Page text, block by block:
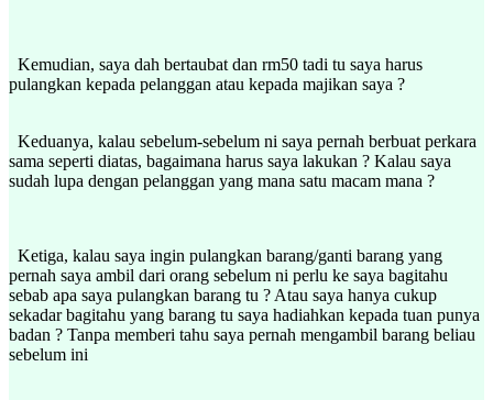
Kemudian, saya dah bertaubat dan rm50 tadi tu saya harus
pulangkan kepada pelanggan atau kepada majikan saya ?
Keduanya, kalau sebelum-sebelum ni saya pernah berbuat perkara
sama seperti diatas, bagaimana harus saya lakukan ? Kalau saya
sudah lupa dengan pelanggan yang mana satu macam mana ?
Ketiga, kalau saya ingin pulangkan barang/ganti barang yang
pernah saya ambil dari orang sebelum ni perlu ke saya bagitahu
sebab apa saya pulangkan barang tu ? Atau saya hanya cukup
sekadar bagitahu yang barang tu saya hadiahkan kepada tuan punya
badan ? Tanpa memberi tahu saya pernah mengambil barang beliau
sebelum ini